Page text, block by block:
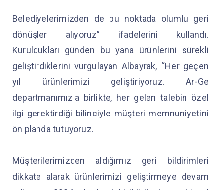
Belediyelerimizden de bu noktada olumlu geri
dönüşler alıyoruz” ifadelerini kullandı.
Kuruldukları günden bu yana ürünlerini sürekli
geliştirdiklerini vurgulayan Albayrak, “Her geçen
yıl ürünlerimizi geliştiriyoruz. Ar-Ge
departmanımızla birlikte, her gelen talebin özel
ilgi gerektirdiği bilinciyle müşteri memnuniyetini
ön planda tutuyoruz.
Müşterilerimizden aldığımız geri bildirimleri
dikkate alarak ürünlerimizi geliştirmeye devam